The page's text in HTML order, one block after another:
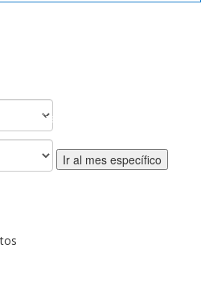
Autorizado
Ir al mes específico